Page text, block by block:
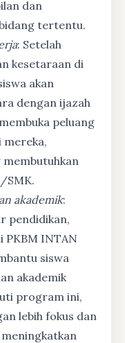
dan
tertentu.
: Setelah
kesetaraan di
akan
dengan ijazah
peluang
mereka,
SMK.
akademik:
pendidikan,
PKBM INTAN
siswa
akademik
program ini,
lebih fokus dan